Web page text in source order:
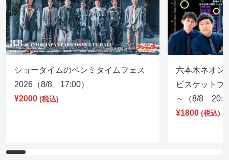
ショータイムのペンミタイムフェス
2026（8/8 17:00）
¥2000 (税込)
六本木ネオン
ビスケットブ
～（8/8
¥1800 (税込)